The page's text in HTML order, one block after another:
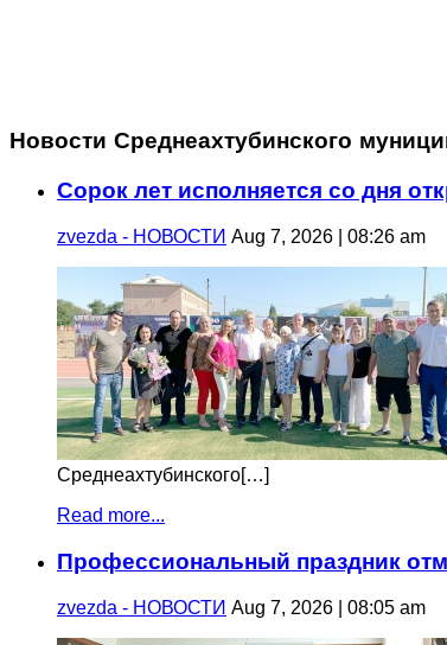
Новости Среднеахтубинского
Сорок лет исполняется со дня
zvezda - НОВОСТИ Aug 7, 2026 | 08:26 am
Среднеахтубинского[…]
Read more...
Профессиональный праздник
zvezda - НОВОСТИ Aug 7, 2026 | 08:05 am